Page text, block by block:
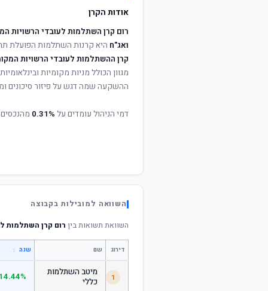
אודות הקרן
רום קרן השתלמות לעובדי הרשויות
ואג"ח היא קרנות השתלמות הפועלת
קרן ההשתלמות לעובדי הרשויות
מגוון הכולל מניות מקומיות
ההשקעה שמה דגש על פיזור סיכונים
דמי הניהול עומדים על 0.31%
השוואה למובילות בקבוצה
השוואת תשואות בין רום קרן השתלמות
דירוג שם שנה ↕
1
מיטב השתלמות
כללי
14.44%